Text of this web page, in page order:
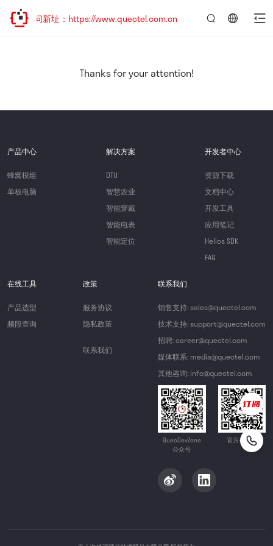
欢迎访问新址：https://www.quectel.com.cn
Thanks for your attention!
产品中心
蜂窝模组
单板电脑
解决方案
DTU
智慧农业
智能穿戴
智能电表
智能定位
开发者中心
资源下载
文档中心
开发工具
应用笔记
Helios SDK
FAQ
在线工具
产品选型
频段查询
政策
服务协议
隐私政策
联系我们
联系我们
销售支持: sales@quectel.com
技术支持: support@quectel.com
招聘: career@quectel.com
媒体联系: media@quectel.com
其他咨询: info@quectel.com
QuecDevZone
公众号
官方公众号